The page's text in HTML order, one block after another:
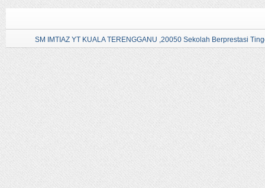
SM IMTIAZ YT KUALA TERENGGANU ,20050 Sekolah Berprestasi